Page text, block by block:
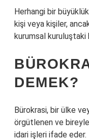
Herhangi bir
kişi veya kişiler,
kurumsal kuruluştaki
DEMEK?
Bürokrasi, bir ülke
örgütlenen ve
idari işleri ifade eder.